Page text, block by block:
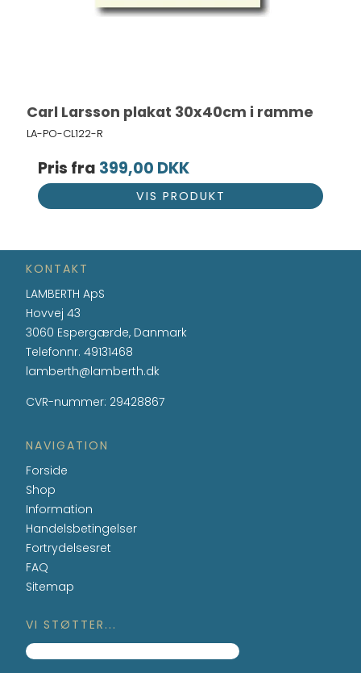
Carl Larsson plakat 30x40cm i ramme
LA-PO-CL122-R
Pris fra 399,00 DKK
VIS PRODUKT
KONTAKT
LAMBERTH ApS
Hovvej 43
3060 Espergærde, Danmark
Telefonnr.49131468
lamberth@lamberth.dk
CVR-nummer: 29428867
NAVIGATION
Forside
Shop
Information
Handelsbetingelser
Fortrydelsesret
FAQ
Sitemap
VI STØTTER...